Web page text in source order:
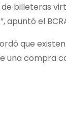
billeteras
apuntó el
que
una compra